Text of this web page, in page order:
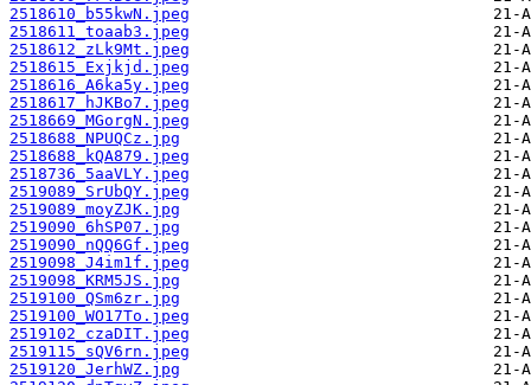
2518610_b55kwN.jpeg
2518611_toaab3.jpeg
2518612_zLk9Mt.jpeg
2518615_Exjkjd.jpeg
2518616_A6ka5y.jpeg
2518617_hJKBo7.jpeg
2518669_MGorgN.jpeg
2518688_NPUQCz.jpg
2518688_kQA879.jpeg
2518736_5aaVLY.jpeg
2519089_SrUbQY.jpeg
2519089_moyZJK.jpg
2519090_6hSP07.jpg
2519090_nQQ6Gf.jpeg
2519098_J4im1f.jpeg
2519098_KRM5JS.jpg
2519100_QSm6zr.jpg
2519100_WO17To.jpeg
2519102_czaDIT.jpeg
2519115_sQV6rn.jpeg
2519120_JerhWZ.jpg